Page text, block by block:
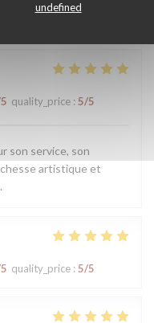
undefined
quality_price : 5/5
son service, son
artistique et
quality_price : 5/5